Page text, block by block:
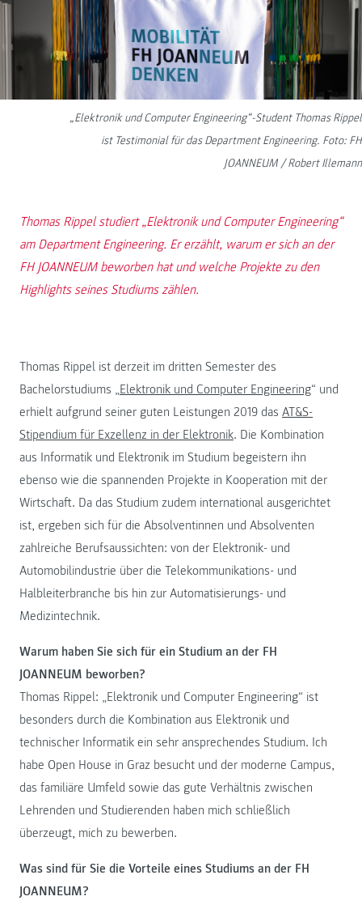
„Elektronik und Computer Engineering“-Student Thomas Rippel
ist Testimonial für das Department Engineering. Foto: FH
JOANNEUM / Robert Illemann
Thomas Rippel studiert „Elektronik und Computer Engineering“
am Department Engineering. Er erzählt, warum er sich an der
FH JOANNEUM beworben hat und welche Projekte zu den
Highlights seines Studiums zählen.
Thomas Rippel ist derzeit im dritten Semester des
Bachelorstudiums „Elektronik und Computer Engineering“ und
erhielt aufgrund seiner guten Leistungen 2019 das AT&S-
Stipendium für Exzellenz in der Elektronik. Die Kombination
aus Informatik und Elektronik im Studium begeistern ihn
ebenso wie die spannenden Projekte in Kooperation mit der
Wirtschaft. Da das Studium zudem international ausgerichtet
ist, ergeben sich für die Absolventinnen und Absolventen
zahlreiche Berufsaussichten: von der Elektronik- und
Automobilindustrie über die Telekommunikations- und
Halbleiterbranche bis hin zur Automatisierungs- und
Medizintechnik.
Warum haben Sie sich für ein Studium an der FH
JOANNEUM beworben?
Thomas Rippel: „Elektronik und Computer Engineering“ ist
besonders durch die Kombination aus Elektronik und
technischer Informatik ein sehr ansprechendes Studium. Ich
habe Open House in Graz besucht und der moderne Campus,
das familiäre Umfeld sowie das gute Verhältnis zwischen
Lehrenden und Studierenden haben mich schließlich
überzeugt, mich zu bewerben.
Was sind für Sie die Vorteile eines Studiums an der FH
JOANNEUM?